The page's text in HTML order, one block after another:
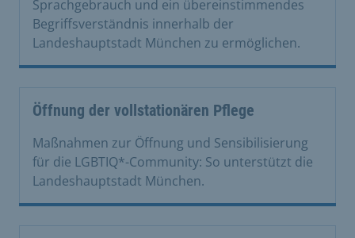
Sprachgebrauch und ein übereinstimmendes
Begriffsverständnis innerhalb der
Landeshauptstadt München zu ermöglichen.
Öffnung der vollstationären Pflege
Maßnahmen zur Öffnung und Sensibilisierung
für die LGBTIQ*-Community: So unterstützt die
Landeshauptstadt München.